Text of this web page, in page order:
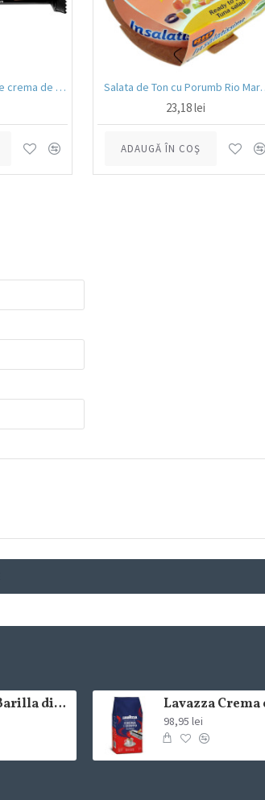
ETI Napolitana Eti Dare crema de cacao si glazura de ciocolata amaruie 12x50g Salata de
23,18 lei
ADAUGĂ ÎN COŞ
Foi de lasagna Barilla din grau dur 250g
98,95 lei